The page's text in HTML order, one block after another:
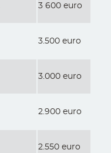
3 600 euro
3.500 euro
3.000 euro
2.900 euro
2.550 euro